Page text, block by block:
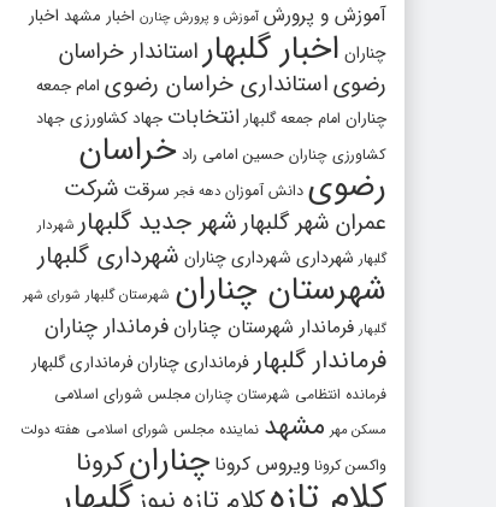
آموزش و پرورش آموزش و پرورش چنارن اخبار مشهد اخبار
چناران اخبار گلبهار استاندار خراسان
رضویاستانداری خراسان رضوی امام جمعه
چناران امام جمعه گلبهار انتخابات جهاد کشاورزی جهاد
کشاورزی چناران حسین امامی راد خراسان
رضوی دانش آموزان دهه فجر سرقت شرکت
عمران شهر گلبهارشهر جدید گلبهار شهردار
گلبهار شهرداری شهرداری چناران شهرداری گلبهار
شهرستان چناران شهرستان گلبهار شورای شهر
گلبهار فرماندار شهرستان چناران فرماندار چناران
فرماندار گلبهار فرمانداری چنارانفرمانداری گلبهار
فرمانده انتظامی شهرستان چناران مجلس شورای اسلامی
مسکن مهر مشهد نماینده مجلس شورای اسلامی هفته دولت
واکسن کرونا ویروس کرونا چنارانکرونا